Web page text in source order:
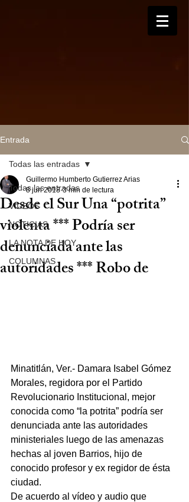
Entrada
Todas las entradas
VIDEOS
NOTICIAS
LA NOTA DE HOY
COLUMNAS
Todas las entradas
Desde el Sur Una “potrita”
violenta *** Podría ser
denunciada ante las
autoridades *** Robo de
Guillermo Humberto Gutierrez Arias
8 jun 2018 3 min de lectura
Minatitlán, Ver.- Damara Isabel Gómez
Morales, regidora por el Partido
Revolucionario Institucional, mejor
conocida como “la potrita” podría ser
denunciada ante las autoridades
ministeriales luego de las amenazas
hechas al joven Barrios, hijo de
conocido profesor y ex regidor de ésta
ciudad.
De acuerdo al vídeo y audio que